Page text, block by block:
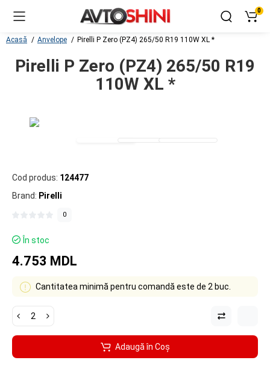
0
Acasă Anvelope Pirelli P Zero (PZ4) 265/50 R19 110W XL *
Pirelli P Zero (PZ4) 265/50 R19
110W XL *
Cod produs: 124477
Brand: Pirelli
0
În stoc
4.753 MDL
Cantitatea minimă pentru comandă este de 2 buc.
Adaugă în Coş